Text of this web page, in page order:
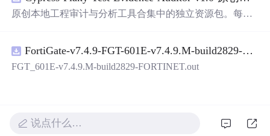
权声明。解压后进入project目录，执行npm test验证算法，
目源码、Logo、官方截图、论文、生产日志或其他受限素
材。适合前端开发、AI应用工程、测试审计和课程实践。
原创本地工程审计与分析工具合集中的独立资源包。每个
README、运行说明、功能清单、MIT License及原创与授
权声明。解压后进入project目录，执行npm test验证算法，
FortiGate-v7.4.9-FGT-601E-v7.4.9.M-build2829-FORTINET.out
FGT_601E-v7.4.9.M-build2829-FORTINET.out
说点什么…